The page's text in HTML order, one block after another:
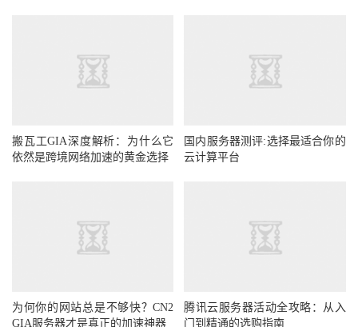
搬瓦工GIA深度解析：为什么它
依然是跨境网络加速的黄金选择
国内服务器测评:选择最适合你的
云计算平台
为何你的网站总是不够快？CN2
GIA服务器才是真正的加速神器
腾讯云服务器活动全攻略：从入
门到精通的选购指南